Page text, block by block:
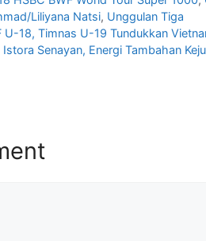
Liliyana Natsi, Unggulan Tiga
U-18, Timnas U-19 Tundukkan
Senayan, Energi Tambahan